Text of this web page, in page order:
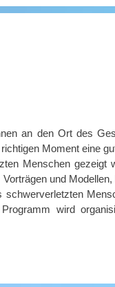
an den Ort des
Moment eine
Menschen gezeigt
und
wird